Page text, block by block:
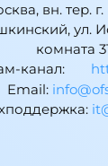
вн. тер.
ул.
комната
канал:
Email: